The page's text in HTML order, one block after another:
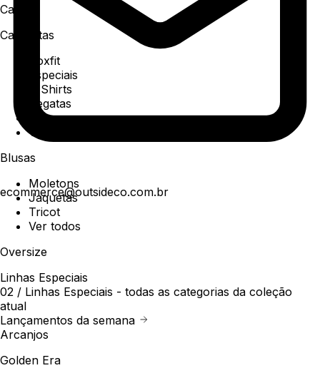
ecommerce@outsideco.com.br
Camisa
Camisetas
Boxfit
Especiais
T-Shirts
Regatas
Polo
Ver todos
Blusas
Moletons
Jaquetas
Tricot
Ver todos
Oversize
Linhas Especiais
02 / Linhas Especiais - todas as categorias da coleção
atual
Lançamentos da semana
Arcanjos
Golden Era